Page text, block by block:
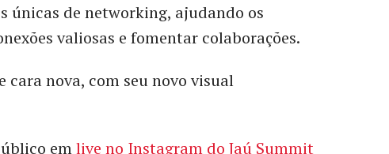
únicas de networking, ajudando os
valiosas e fomentar colaborações.
cara nova, com seu novo visual
emlive no Instagram do Jaú Summit